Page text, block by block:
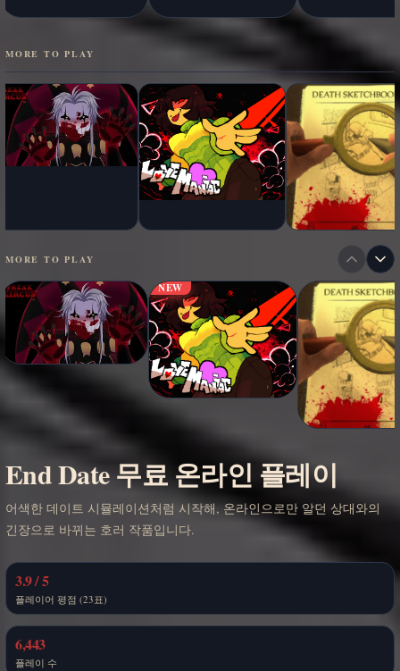
MORE TO PLAY
MORE TO PLAY
NEW
End Date 무료 온라인 플레이
어색한 데이트 시뮬레이션처럼 시작해, 온라인으로만 알던 상대와의
긴장으로 바뀌는 호러 작품입니다.
3.9 / 5
플레이어 평점 (23표)
6,443
플레이 수